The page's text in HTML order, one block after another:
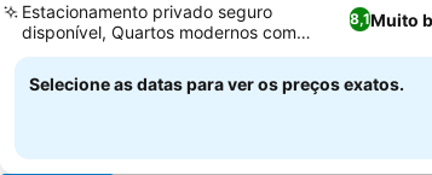
8,1Muito
Estacionamento privado seguro
disponível, Quartos modernos com
varandas privadas
Selecione as datas para ver os preços exatos.